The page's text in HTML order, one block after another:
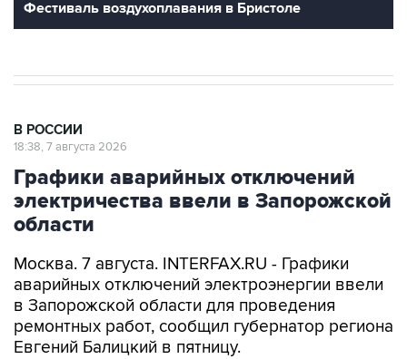
Графики аварийных отключений
электричества ввели в Запорожской
области
Москва. 7 августа. INTERFAX.RU - Графики
в Запорожской области для проведения
ремонтных работ, сообщил губернатор региона
Евгений Балицкий в пятницу.
"Для проведения ремонтных работ, а также